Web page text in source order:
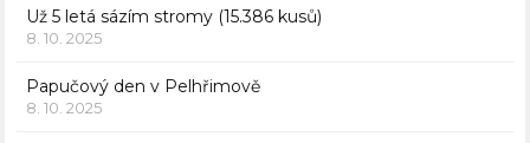
Už 5 letá sázím stromy (15.386 kusů)
8. 10. 2025
Papučový den v Pelhřimově
8. 10. 2025